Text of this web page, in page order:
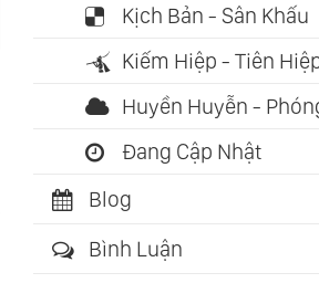
Sách nói: 00:21:17
Năng Lượng Tinh Thể:
Tình Yêu Của Đất
(Various Artists)
Tình Yêu
Endless
(Yao Si
Kịch Bản - Sân Khấu
Kiếm Hiệp - Tiên
Huyền Huyễn -
Đang Cập Nhật
Blog
Bình Luận